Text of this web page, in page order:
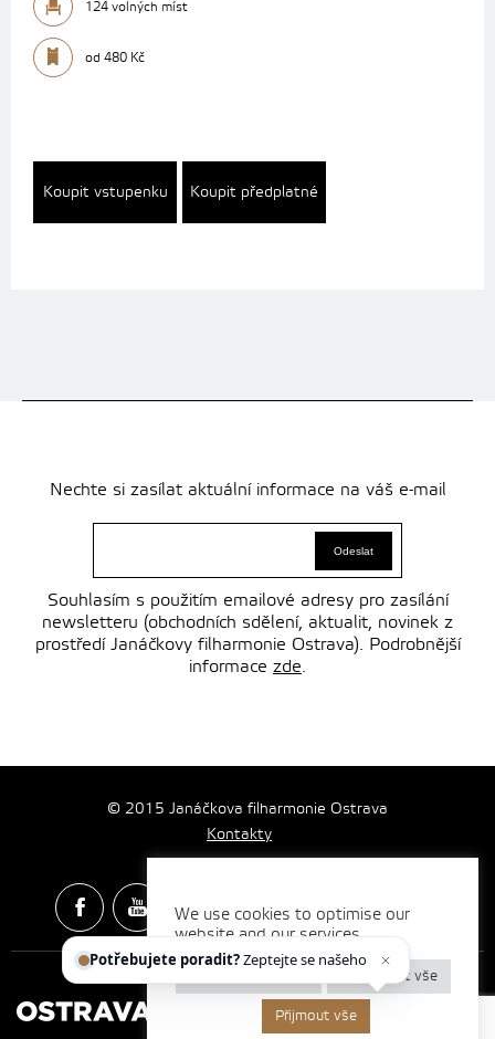
124 volných míst
od 480 Kč
Koupit vstupenku Koupit předplatné
Nechte si zasílat aktuální informace na váš e-mail
Souhlasím s použitím emailové adresy pro zasílání
newsletteru (obchodních sdělení, aktualit, novinek z
prostředí Janáčkovy filharmonie Ostrava). Podrobnější
informace zde.
© 2015 Janáčkova filharmonie Ostrava
Kontakty
Vytvořilo
We use cookies to optimise our
website and our services.
Odmítnout vše
Přijmout vše
Potřebujete poradit?Zeptejte se našeho asis